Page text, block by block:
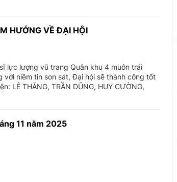
HƯỚNG VỀ ĐẠI HỘI
lực lượng vũ trang Quân khu 4 muôn trái
niềm tin son sát, Đại hội sẽ thành công tốt
LÊ THẮNG, TRẦN DŨNG, HUY CƯỜNG,
11 năm 2025